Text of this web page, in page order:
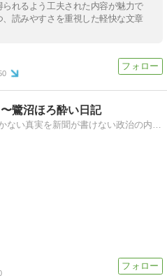
れるよう工夫された内容が魅力で
読みやすさを重視した軽快な文章
鷺沼ほろ酔い日記